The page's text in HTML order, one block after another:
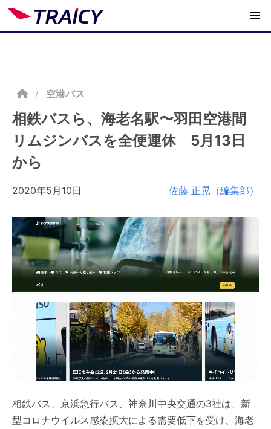
/ 空港バス
相鉄バスら、海老名駅〜羽田空港間
リムジンバスを全便運休 5月13日
から
2020年5月10日 佐藤 正晃（編集部）
相鉄バス、京浜急行バス、神奈川中央交通の3社は、新
型コロナウイルス感染拡大による需要低下を受け、海老